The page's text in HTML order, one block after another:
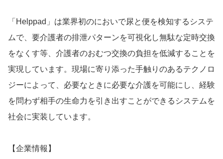
「Helppad」は業界初のにおいで尿と便を検知するシステ
ムで、要介護者の排泄パターンを可視化し無駄な定時交換
をなくす等、介護者のおむつ交換の負担を低減することを
実現しています。現場に寄り添った手触りのあるテクノロ
ジーによって、必要なときに必要な介護を可能にし、経験
を問わず相手の生命力を引き出すことができるシステムを
社会に実装しています。
【企業情報】